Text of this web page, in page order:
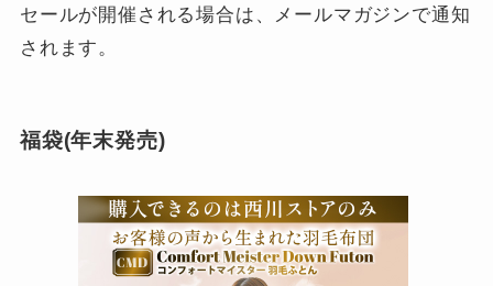
セールが開催される場合は、メールマガジンで通知
されます。
福袋(年末発売)